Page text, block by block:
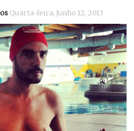
Quarta-feira, Junho 12, 2013